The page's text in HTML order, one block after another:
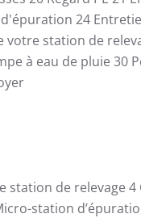
24
votre station de
à eau de pluie 30
station de relevage 4
station